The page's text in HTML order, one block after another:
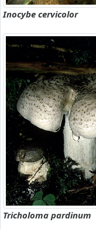
Inocybe cervicolor
Tricholoma pardinum